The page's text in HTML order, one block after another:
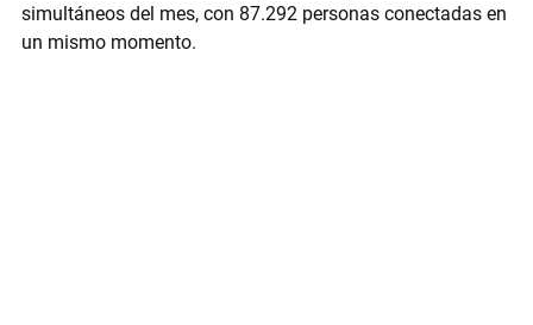
simultáneos del mes, con 87.292 personas conectadas en
un mismo momento.